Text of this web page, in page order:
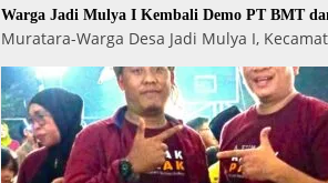
Warga Jadi Mulya I Kembali Demo PT BMT
Muratara-Warga Desa Jadi Mulya I,